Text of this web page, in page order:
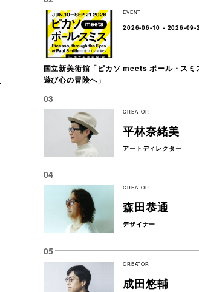
EVENT
2026-06-10 - 2026-09-
国立新美術館「ピカソ meets ポール・ス
遊び心の冒険へ」
CREATOR
平林奈緒美
アートディレクター
CREATOR
森田恭通
デザイナー
CREATOR
成田悠輔